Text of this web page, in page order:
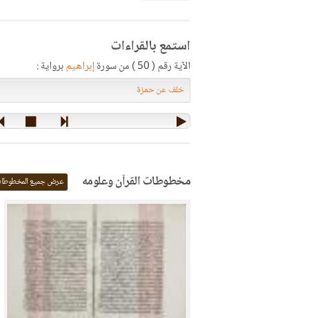
استمع بالقراءات
الآية رقم ( 50 ) من سورة إبراهيمبرواية :
مخطوطات القرآن وعلومه عرض جميع